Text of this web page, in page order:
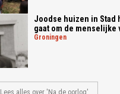
Joodse huizen in Stad
gaat om de menselijke
groningen
Lees alles over 'Na de oorlog'